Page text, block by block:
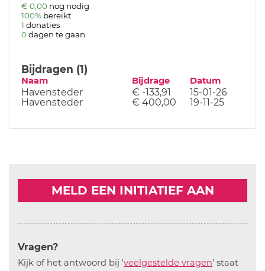
€ 0,00 nog nodig
100% bereikt
1 donaties
0 dagen te gaan
Bijdragen (1)
Naam Bijdrage Datum
Havensteder € -133,91
15-01-26
Havensteder
€ 400,00 19-11-25
MELD EEN INITIATIEF AAN
Vragen?
Kijk of het antwoord bij 'veelgestelde vragen' staat